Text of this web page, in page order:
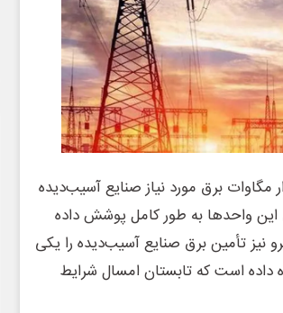
مگاوات برق مورد نیاز صنایع آسیب‌دیده
این واحدها به طور کامل پوشش داده
تأمین برق صنایع آسیب‌دیده را یکی
داده است که تابستان امسال شرایط